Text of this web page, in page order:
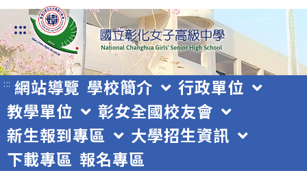
跳
轉
至
主
要
內
容
:::
::: 網站導覽 學校簡介
行政單位
教學單位
彰女全國校友會
新生報到專區
大學招生資訊
下載專區 報名專區